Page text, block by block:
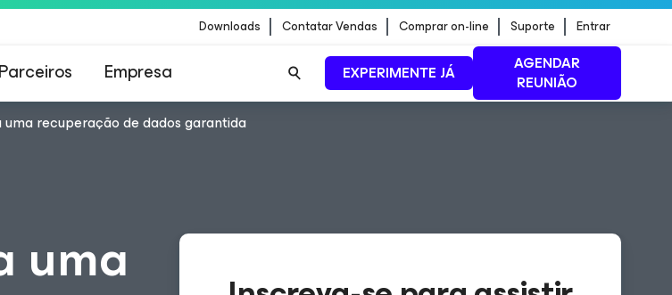
Downloads Contatar Vendas Comprar on-line Suporte Entrar
Parceiros Empresa EXPERIMENTE JÁ
AGENDAR
REUNIÃO
recuperação de dados garantida
uma